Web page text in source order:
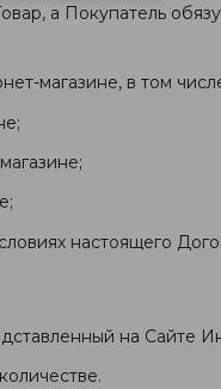
а Покупатель
магазине, в том
настоящего
на Сайте